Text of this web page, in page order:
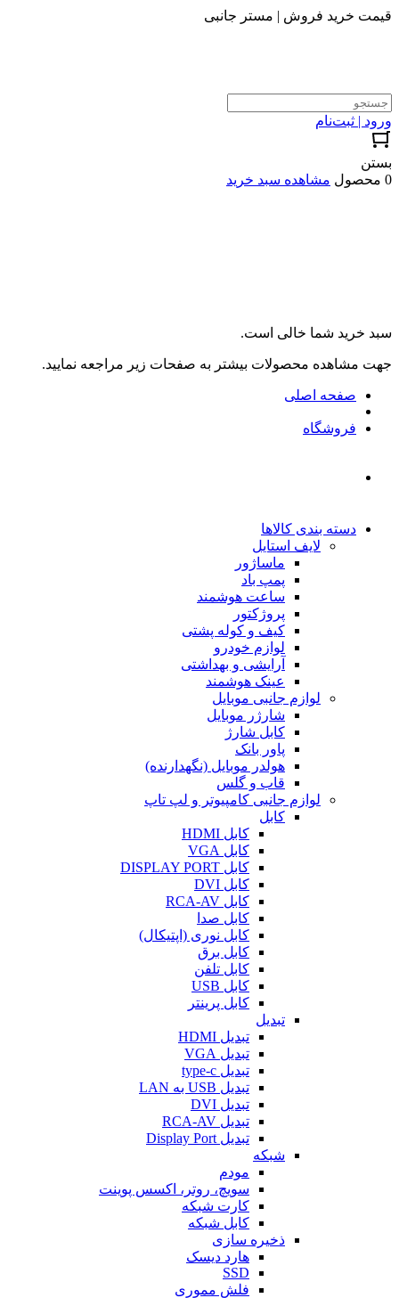
قیمت خرید فروش | مستر جانبی
ورود | ثبت‌نام
بستن
0 محصول
مشاهده سبد خرید
سبد خرید شما خالی است.
جهت مشاهده محصولات بیشتر به صفحات زیر مراجعه نمایید.
صفحه اصلی
فروشگاه
دسته بندی کالاها
لایف استایل
ماساژور
پمپ باد
ساعت هوشمند
پروژکتور
کیف و کوله پشتی
لوازم خودرو
آرایشی و بهداشتی
عینک هوشمند
لوازم جانبی موبایل
شارژر موبایل
کابل شارژ
پاور بانک
هولدر موبایل (نگهدارنده)
قاب و گلس
لوازم جانبی کامپیوتر و لپ تاپ
کابل
کابل HDMI
کابل VGA
کابل DISPLAY PORT
کابل DVI
کابل RCA-AV
کابل صدا
کابل نوری (اپتیکال)
کابل برق
کابل تلفن
کابل USB
کابل پرینتر
تبدیل
تبدیل HDMI
تبدیل VGA
تبدیل type-c
تبدیل USB به LAN
تبدیل DVI
تبدیل RCA-AV
تبدیل Display Port
شبکه
مودم
سویچ، روتر، اکسس پوینت
کارت شبکه
کابل شبکه
ذخیره سازی
هارد دیسک
SSD
فلش مموری